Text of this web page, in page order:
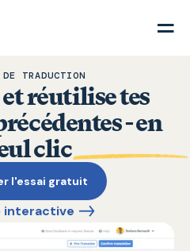
TRADUCTION
réutilise tes
- en
clic
l'essai gratuit
interactive